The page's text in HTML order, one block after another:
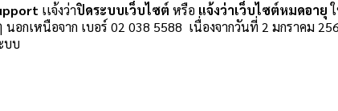
เเจ้งว่าปิดระบบเว็บไซต์ หรือ แจ้งว่าเว็บไซต์หมดอายุ
กเหนือจาก เบอร์ 02 038 5588 เนื่องจากวันที่ 2 มกราคม
บบ